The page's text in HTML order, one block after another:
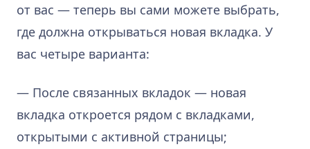
от вас — теперь вы сами можете выбрать,
где должна открываться новая вкладка. У
вас четыре варианта:
— После связанных вкладок — новая
вкладка откроется рядом с вкладками,
открытыми с активной страницы;